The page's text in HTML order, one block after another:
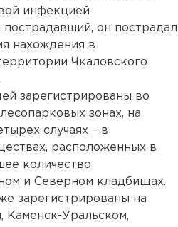
инфекцией
пострадавший, он пострадал
нахождения в
Чкаловского
зарегистрированы во
зонах, на
случаях – в
расположенных в
количество
и Северном кладбищах.
зарегистрированы на
Каменск-Уральском,